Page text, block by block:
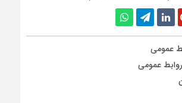
عمومی
روابط عمومی